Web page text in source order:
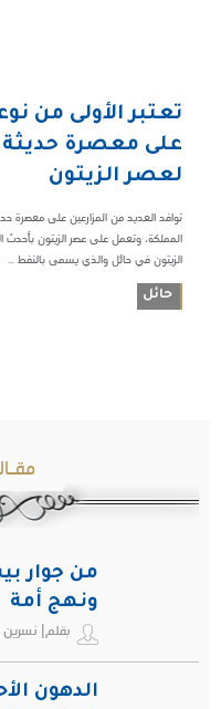
تعتبر الأولى من
على معصرة حديثة
لعصر الزيتون
توافد العديد من المزارعين على معصرة
المملكة، وتعمل على عصر الزيتون بأحدث
الزيتون في حائل والذي يسمى بالنفط ...
حائل
من جوار
ونهج أمة
بقلم| نسرين
الدهون